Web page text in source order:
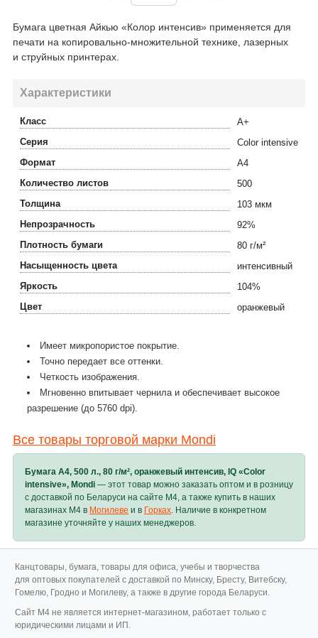
Бумага цветная Айкью «Колор интенсив» применяется для
печати на копировально-множительной технике, лазерных
и струйных принтерах.
Характеристики
Класс
А+
Серия
Color intensive
Формат
A4
Количество листов
500
Толщина
103 мкм
Непрозрачность
92%
Плотность бумаги
80 г/м²
Насыщенность цвета
интенсивный
Яркость
104%
Цвет
оранжевый
Имеет микропористое покрытие.
Точно передает все оттенки.
Четкость изображения.
Мгновенно впитывает чернила и обеспечивает высокое
разрешение (до 5760 dpi).
Все товары торговой марки Mondi
Бумага A4, 500 л., 80 г/м², оранжевый интенсив, IQ «Color
intensive», Mondi — этот товар можно заказать оптом и в розницу
с доставкой по Беларуси на сайте M4, а также купить в наших
магазинах M4 в Могилеве и в Горках. Наличие в конкретном
магазине уточняйте у наших менеджеров.
Канцтовары, бумага, товары для офиса, учебы и творчества
для оптовых покупателей с доставкой по Минску, Бресту, Витебску,
Гомелю, Гродно и Могилеву, а также в другие города Беларуси.
Cайт M4 не является интернет-магазином, работает только с
юридическими лицами и ИП.